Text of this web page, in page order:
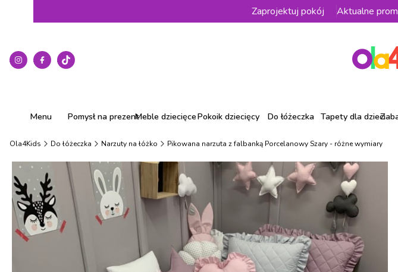
Zaprojektuj pokój Aktualne
Menu Pomysł na prezentMeble dziecięcePokoik dziecięcy Do łóżeczka Tapety dla dzieci
Ola4Kids Do łóżeczka Narzuty na łóżko Pikowana narzuta z falbanką Porcelanowy Szary - różne wymiary